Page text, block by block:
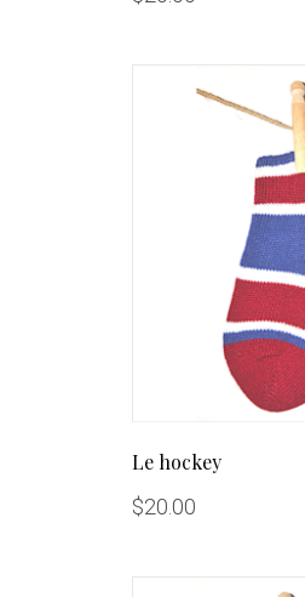
Le hockey
$20.00